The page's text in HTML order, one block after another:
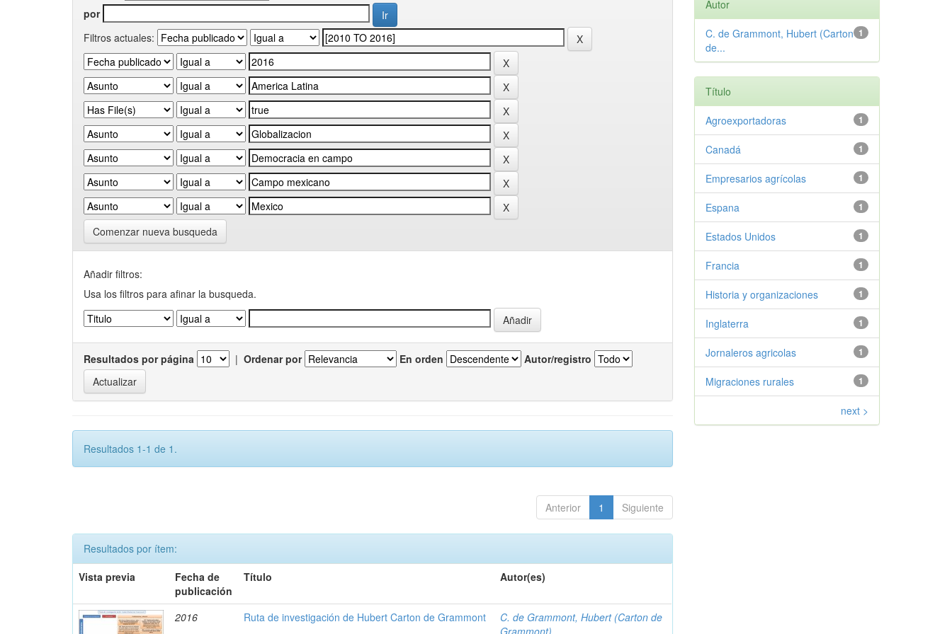
por
Filtros actuales:
Comenzar nueva busqueda
Añadir filtros:
Usa los filtros para afinar la busqueda.
Resultados por página | Ordenar por En orden Autor/registro
Resultados 1-1 de 1.
Anterior 1 Siguiente
Resultados por ítem:
Vista previa
Fecha de
publicación
Título Autor(es)
2016 Ruta de investigación de Hubert Carton de Grammont
C. de Grammont, Hubert (Carton de
Grammont)
Autor
1
C. de Grammont, Hubert (Carton
de...
Título
1
Agroexportadoras
1
Canadá
1
Empresarios agrícolas
1
Espana
1
Estados Unidos
1
Francia
1
Historia y organizaciones
1
Inglaterra
1
Jornaleros agricolas
1
Migraciones rurales
next >